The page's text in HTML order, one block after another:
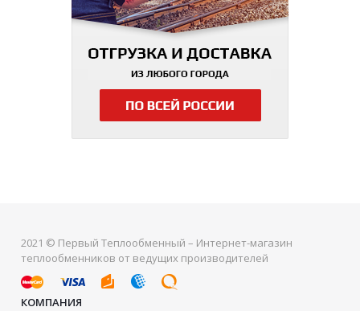
2021 © Первый Теплообменный – Интернет-магазин
теплообменников от ведущих производителей
КОМПАНИЯ